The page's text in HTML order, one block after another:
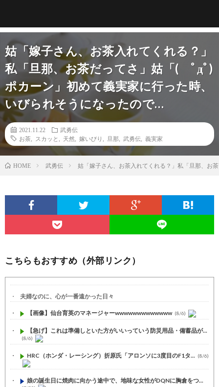
姑「嫁子さん、お茶入れてくれる？」
私「旦那、お茶だってさ」姑「( ﾟдﾟ)
ポカーン」初めて義実家に行った時、
いびられそうになったので…
2021.11.22
武勇伝
お茶
スカッと 天然 嫁いびり 旦那 武勇伝 義実家
HOME 武勇伝 姑「嫁子さん、お茶入れてくれる？」私「旦那、お
こちらもおすすめ（外部リンク）
夫婦なのに、心が一番遠かった日々
【画像】仙台育英のマネージャーwwwwwwwwwwwww (8/6)
【急げ】これは準備しといた方がいいっていう防災用品・備蓄品が...
(8/6)
HRC（ホンダ・レーシング）折原氏「アロンソに3度目のF1タ... (8/6)
娘の誕生日に焼肉に向かう途中で、地味な女性がDQNに胸倉をつ...